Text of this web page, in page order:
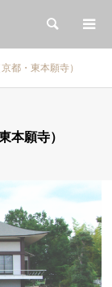
検索
都・東本願寺）
本願寺）